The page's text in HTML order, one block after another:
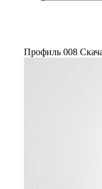
Профиль 008